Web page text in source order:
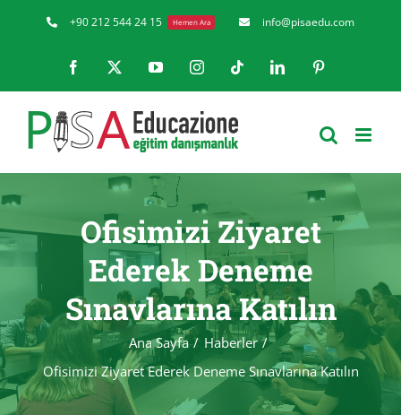
+90 212 544 24 15 Hemen Ara info@pisaedu.com
Facebook YouTubeInstagramTiktok LinkedIn
Ofisimizi Ziyaret
Ederek Deneme
Sınavlarına Katılın
Ana Sayfa
Haberler
Ofisimizi Ziyaret Ederek Deneme Sınavlarına Katılın